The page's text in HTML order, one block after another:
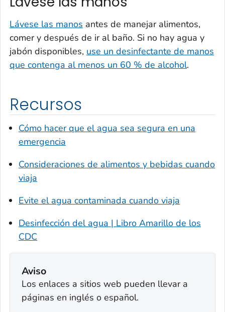
Lávese las manos antes de manejar alimentos,
comer y después de ir al baño. Si no hay agua y
jabón disponibles, use un desinfectante de manos
que contenga al menos un 60 % de alcohol.
Recursos
Cómo hacer que el agua sea segura en una
emergencia
Consideraciones de alimentos y bebidas cuando
viaja
Evite el agua contaminada cuando viaja
Desinfección del agua | Libro Amarillo de los
CDC
Aviso
Los enlaces a sitios web pueden llevar a
páginas en inglés o español.